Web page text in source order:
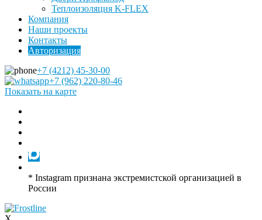
Теплоизоляция K-FLEX
Компания
Наши проекты
Контакты
Авторизация
+7 (4212) 45-30-00
+7 (962) 220-80-46
Показать на карте
* Instagram признана экстремистской организацией в
России